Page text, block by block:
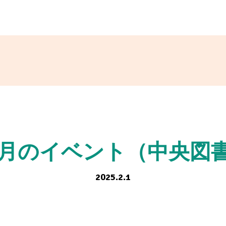
のイベント（中央図
2025.2.1